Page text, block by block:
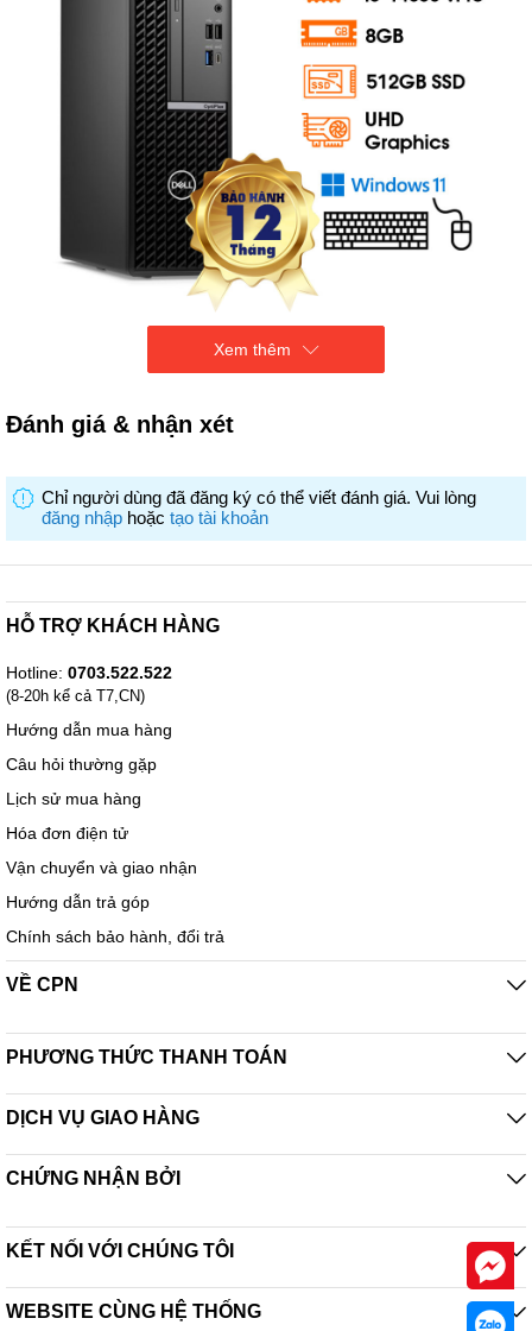
RAM 8GB DDR5 (1x8GB)
Color
Keyboard & Mouse
Xem thêm
Đánh giá & nhận xét
Chỉ người dùng đã đăng ký có thể viết đánh giá. Vui lòng
đăng nhập hoặc tạo tài khoản
HỖ TRỢ KHÁCH HÀNG
Hotline: 0703.522.522
(8-20h kể cả T7,CN)
Hướng dẫn mua hàng
Câu hỏi thường gặp
Lịch sử mua hàng
Hóa đơn điện tử
Vận chuyển và giao nhận
Hướng dẫn trả góp
Chính sách bảo hành, đổi trả
VỀ CPN
PHƯƠNG THỨC THANH TOÁN
DỊCH VỤ GIAO HÀNG
CHỨNG NHẬN BỞI
KẾT NỐI VỚI CHÚNG TÔI
WEBSITE CÙNG HỆ THỐNG